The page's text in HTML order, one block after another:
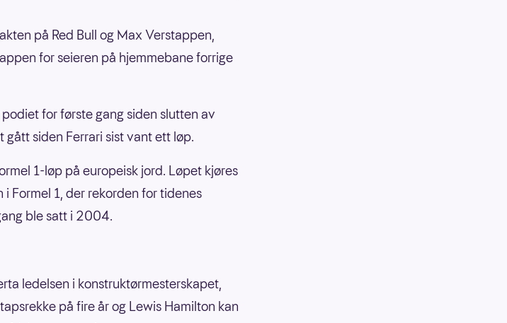
på Red Bull og Max Verstappen,
for seieren på hjemmebane forrige
for første gang siden slutten av
siden Ferrari sist vant ett løp.
1-løp på europeisk jord. Løpet kjøres
Formel 1, der rekorden for tidenes
ble satt i 2004.
ledelsen i konstruktørmesterskapet,
på fire år og Lewis Hamilton kan